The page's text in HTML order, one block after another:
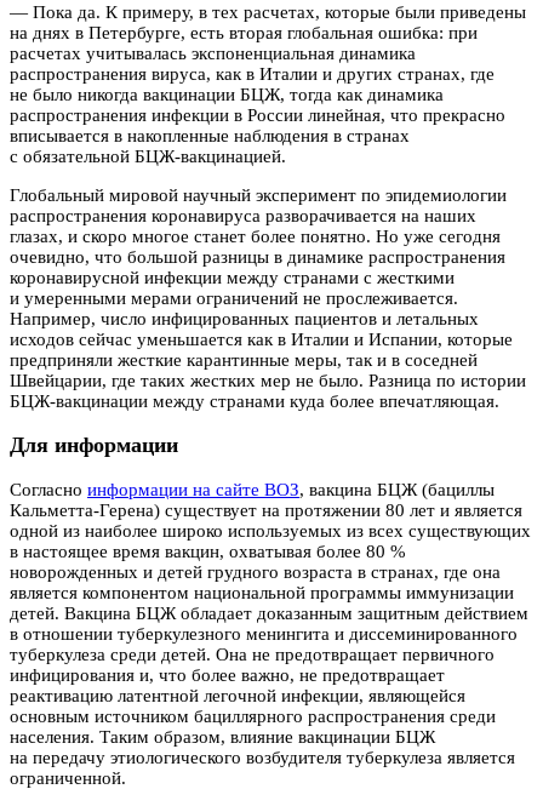
— Пока да. К примеру, в тех расчетах, которые были приведены
на днях в Петербурге, есть вторая глобальная ошибка: при
расчетах учитывалась экспоненциальная динамика
распространения вируса, как в Италии и других странах, где
не было никогда вакцинации БЦЖ, тогда как динамика
распространения инфекции в России линейная, что прекрасно
вписывается в накопленные наблюдения в странах
с обязательной БЦЖ-вакцинацией.
Глобальный мировой научный эксперимент по эпидемиологии
распространения коронавируса разворачивается на наших
глазах, и скоро многое станет более понятно. Но уже сегодня
очевидно, что большой разницы в динамике распространения
коронавирусной инфекции между странами с жесткими
и умеренными мерами ограничений не прослеживается.
Например, число инфицированных пациентов и летальных
исходов сейчас уменьшается как в Италии и Испании, которые
предприняли жесткие карантинные меры, так и в соседней
Швейцарии, где таких жестких мер не было. Разница по истории
БЦЖ-вакцинации между странами куда более впечатляющая.
Для информации
Согласно информации на сайте ВОЗ, вакцина БЦЖ (бациллы
Кальметта-Герена) существует на протяжении 80 лет и является
одной из наиболее широко используемых из всех существующих
в настоящее время вакцин, охватывая более 80 %
новорожденных и детей грудного возраста в странах, где она
является компонентом национальной программы иммунизации
детей. Вакцина БЦЖ обладает доказанным защитным действием
в отношении туберкулезного менингита и диссеминированного
туберкулеза среди детей. Она не предотвращает первичного
инфицирования и, что более важно, не предотвращает
реактивацию латентной легочной инфекции, являющейся
основным источником бациллярного распространения среди
населения. Таким образом, влияние вакцинации БЦЖ
на передачу этиологического возбудителя туберкулеза является
ограниченной.